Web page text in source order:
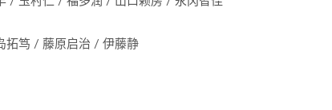
拓笃 / 藤原启治 / 伊藤静